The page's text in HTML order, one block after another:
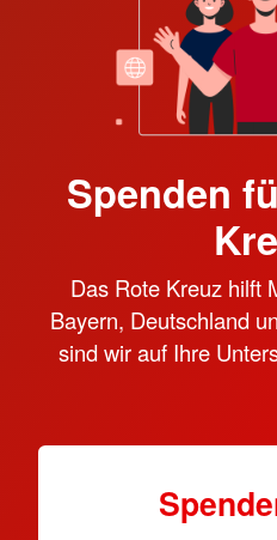
Spenden
Das Rote Kreuz hilft
Bayern, Deutschland
sind wir auf Ihre